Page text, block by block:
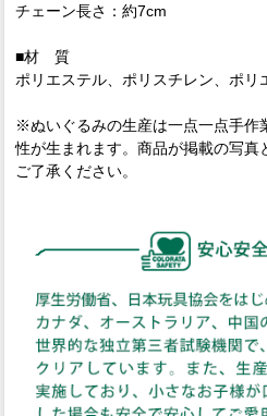
チェーン長さ：約7cm
■材 質
ポリエステル、ポリスチレン、ポリ
※ぬいぐるみの生産は一点一点手作
性が生まれます。商品が掲載の写
ご了承ください。